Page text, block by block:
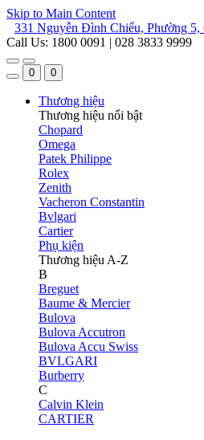
Skip to Main Content
331 Nguyễn Đình Chiểu, Phường 5,
Call Us: 1800 0091 | 028 3833 9999
0 0
Thương hiệu
Thương hiệu nổi bật
Chopard
Omega
Patek Philippe
Rolex
Zenith
Vacheron Constantin
Bvlgari
Cartier
Phụ kiện
Thương hiệu A-Z
B
Breguet
Baume & Mercier
Bulova
Bulova Accutron
Bulova Accu Swiss
BVLGARI
Burberry
C
Calvin Klein
CARTIER